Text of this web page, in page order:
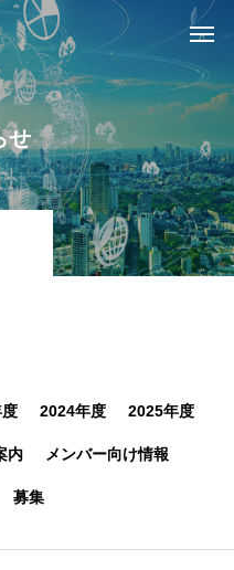
せ
2024年度 2025年度
内 メンバー向け情報
募集